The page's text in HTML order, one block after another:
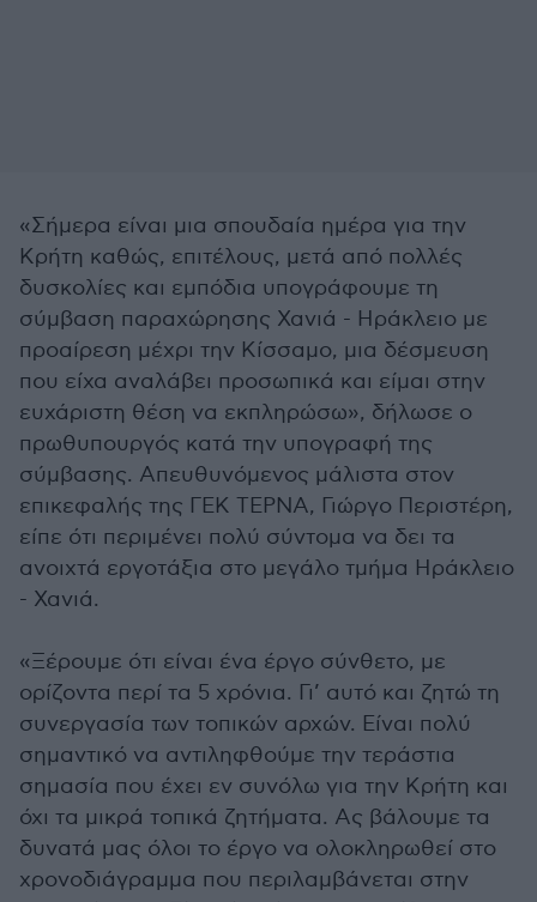
«Σήμερα είναι μια σπουδαία ημέρα για την
Κρήτη καθώς, επιτέλους, μετά από πολλές
δυσκολίες και εμπόδια υπογράφουμε τη
σύμβαση παραχώρησης Χανιά - Ηράκλειο με
προαίρεση μέχρι την Κίσσαμο, μια δέσμευση
που είχα αναλάβει προσωπικά και είμαι στην
ευχάριστη θέση να εκπληρώσω», δήλωσε ο
πρωθυπουργός κατά την υπογραφή της
σύμβασης. Απευθυνόμενος μάλιστα στον
επικεφαλής της ΓΕΚ ΤΕΡΝΑ, Γιώργο Περιστέρη,
είπε ότι περιμένει πολύ σύντομα να δει τα
ανοιχτά εργοτάξια στο μεγάλο τμήμα Ηράκλειο
- Χανιά.
«Ξέρουμε ότι είναι ένα έργο σύνθετο, με
ορίζοντα περί τα 5 χρόνια. Γι’ αυτό και ζητώ τη
συνεργασία των τοπικών αρχών. Είναι πολύ
σημαντικό να αντιληφθούμε την τεράστια
σημασία που έχει εν συνόλω για την Κρήτη και
όχι τα μικρά τοπικά ζητήματα. Ας βάλουμε τα
δυνατά μας όλοι το έργο να ολοκληρωθεί στο
χρονοδιάγραμμα που περιλαμβάνεται στην